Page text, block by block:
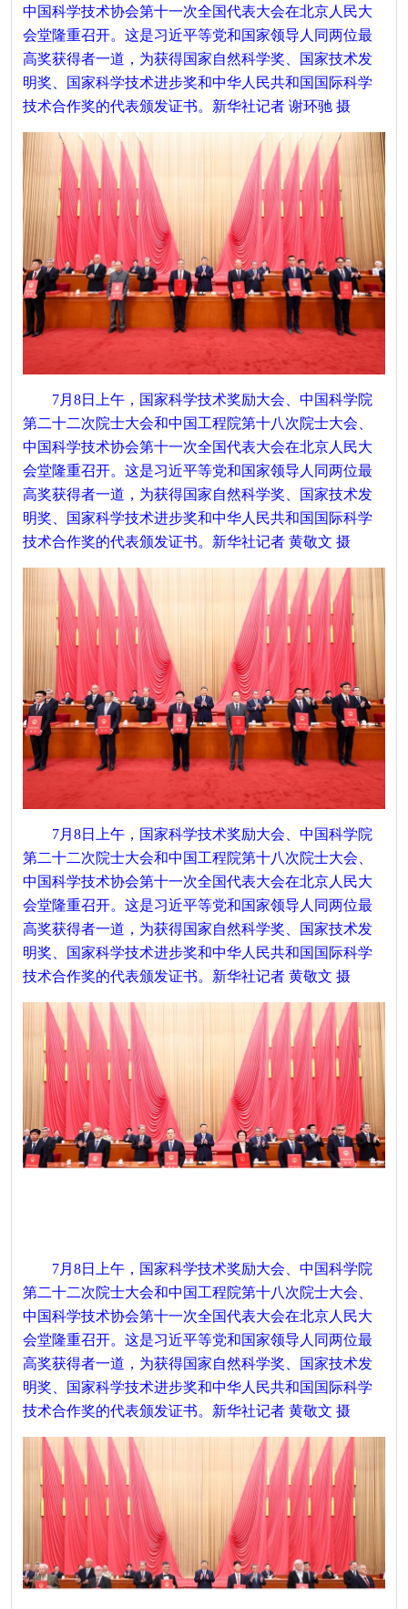
中国科学技术协会第十一次全国代表大会在北京人民大
会堂隆重召开。这是习近平等党和国家领导人同两位最
高奖获得者一道，为获得国家自然科学奖、国家技术发
明奖、国家科学技术进步奖和中华人民共和国国际科学
技术合作奖的代表颁发证书。新华社记者 谢环驰 摄
7月8日上午，国家科学技术奖励大会、中国科学院
第二十二次院士大会和中国工程院第十八次院士大会、
中国科学技术协会第十一次全国代表大会在北京人民大
会堂隆重召开。这是习近平等党和国家领导人同两位最
高奖获得者一道，为获得国家自然科学奖、国家技术发
明奖、国家科学技术进步奖和中华人民共和国国际科学
技术合作奖的代表颁发证书。新华社记者 黄敬文 摄
7月8日上午，国家科学技术奖励大会、中国科学院
第二十二次院士大会和中国工程院第十八次院士大会、
中国科学技术协会第十一次全国代表大会在北京人民大
会堂隆重召开。这是习近平等党和国家领导人同两位最
高奖获得者一道，为获得国家自然科学奖、国家技术发
明奖、国家科学技术进步奖和中华人民共和国国际科学
技术合作奖的代表颁发证书。新华社记者 黄敬文 摄
7月8日上午，国家科学技术奖励大会、中国科学院
第二十二次院士大会和中国工程院第十八次院士大会、
中国科学技术协会第十一次全国代表大会在北京人民大
会堂隆重召开。这是习近平等党和国家领导人同两位最
高奖获得者一道，为获得国家自然科学奖、国家技术发
明奖、国家科学技术进步奖和中华人民共和国国际科学
技术合作奖的代表颁发证书。新华社记者 黄敬文 摄